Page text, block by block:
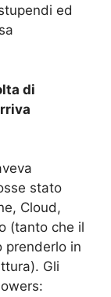
ed
di
stato
Cloud,
(tanto che il
prenderlo in
Gli